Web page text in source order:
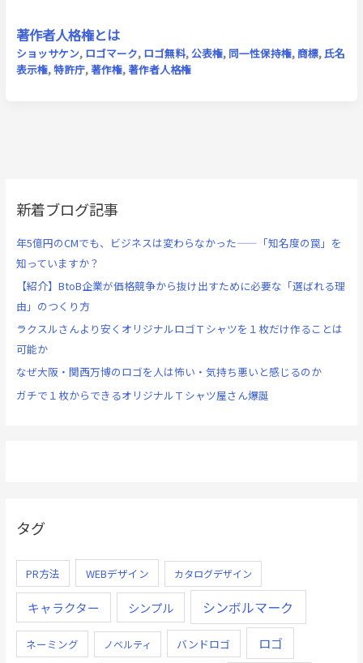
著作者人格権とは
ショッサケン, ロゴマーク, ロゴ無料,公表権, 同一性保持権, 商標,氏名
表示権,特許庁, 著作権, 著作者人格権
新着ブログ記事
年5億円のCMでも、ビジネスは変わらなかった——「知名度の罠」を
知っていますか？
【紹介】BtoB企業が価格競争から抜け出すために必要な「選ばれる理
由」のつくり方
ラクスルさんより安くオリジナルロゴＴシャツを１枚だけ作ることは
可能か
なぜ大阪・関西万博のロゴを人は怖い・気持ち悪いと感じるのか
ガチで１枚からできるオリジナルＴシャツ屋さん爆誕
タグ
PR方法 WEBデザイン カタログデザイン
キャラクター シンプル シンボルマーク
ネーミング ノベルティ バンドロゴ ロゴ